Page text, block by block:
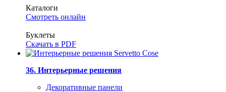
Каталоги
Смотреть онлайн
Буклеты
Скачать в PDF
36. Интерьерные решения
Декоративные панели